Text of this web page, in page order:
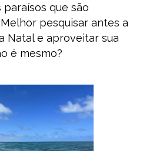
que são
pesquisar antes a
Natal e aproveitar sua
é mesmo?